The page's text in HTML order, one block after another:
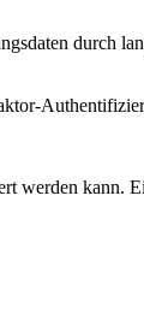
durch
werden kann.